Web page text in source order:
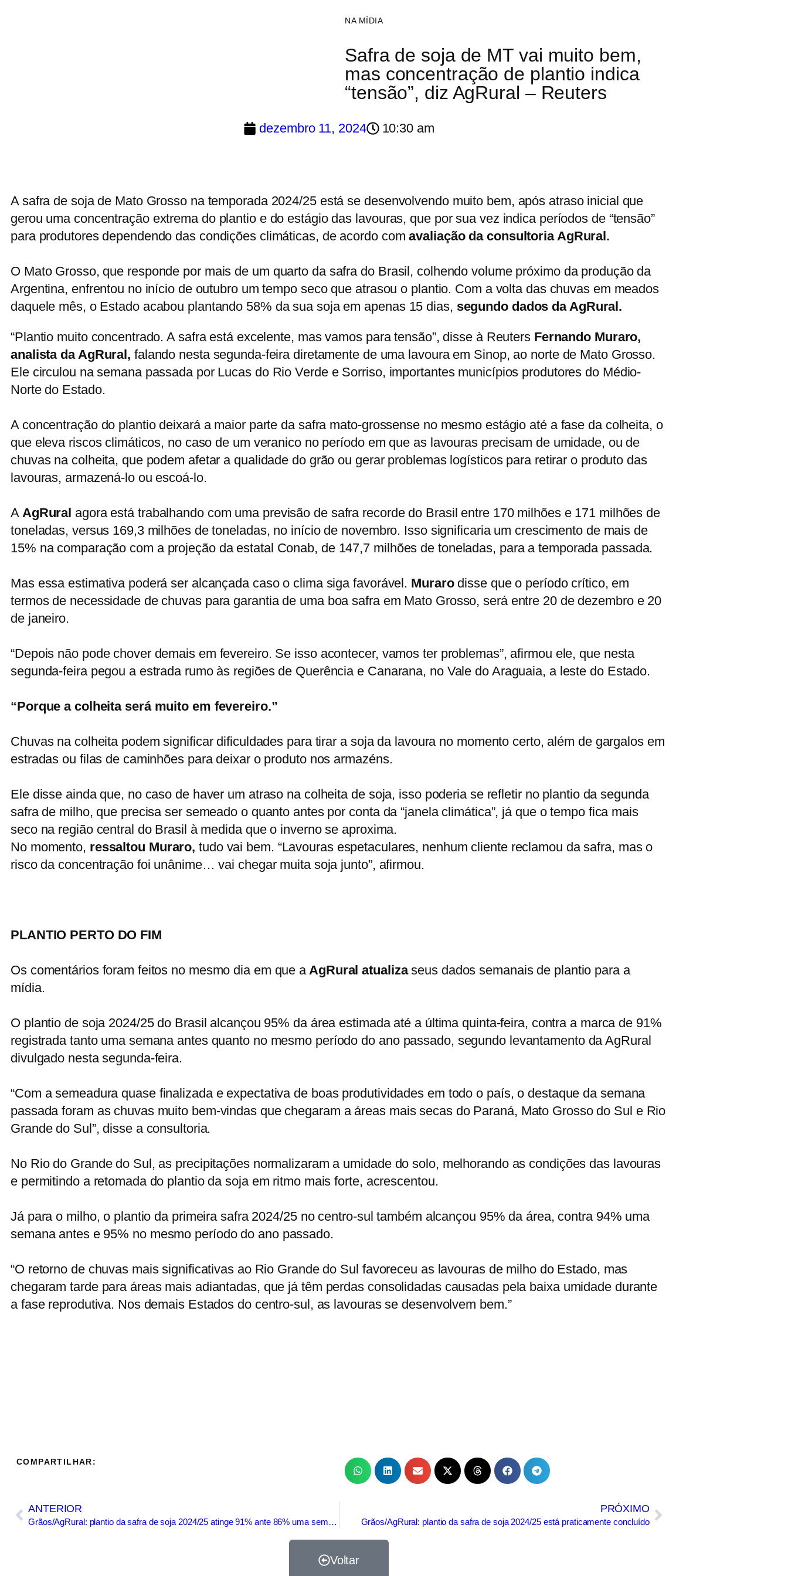
NA MÍDIA
Safra de soja de MT vai muito bem,
mas concentração de plantio indica
“tensão”, diz AgRural – Reuters
dezembro 11, 2024 10:30 am
A safra de soja de Mato Grosso na temporada 2024/25 está se desenvolvendo muito bem, após atraso inicial que
gerou uma concentração extrema do plantio e do estágio das lavouras, que por sua vez indica períodos de “tensão”
para produtores dependendo das condições climáticas, de acordo comavaliação da consultoria AgRural.
O Mato Grosso, que responde por mais de um quarto da safra do Brasil, colhendo volume próximo da produção da
Argentina, enfrentou no início de outubro um tempo seco que atrasou o plantio. Com a volta das chuvas em meados
daquele mês, o Estado acabou plantando 58% da sua soja em apenas 15 dias, segundo dados da AgRural.
“Plantio muito concentrado. A safra está excelente, mas vamos para tensão”, disse à Reuters Fernando Muraro,
analista da AgRural, falando nesta segunda-feira diretamente de uma lavoura em Sinop, ao norte de Mato Grosso.
Ele circulou na semana passada por Lucas do Rio Verde e Sorriso, importantes municípios produtores do Médio-
Norte do Estado.
A concentração do plantio deixará a maior parte da safra mato-grossense no mesmo estágio até a fase da colheita, o
que eleva riscos climáticos, no caso de um veranico no período em que as lavouras precisam de umidade, ou de
chuvas na colheita, que podem afetar a qualidade do grão ou gerar problemas logísticos para retirar o produto das
lavouras, armazená-lo ou escoá-lo.
A AgRural agora está trabalhando com uma previsão de safra recorde do Brasil entre 170 milhões e 171 milhões de
toneladas, versus 169,3 milhões de toneladas, no início de novembro. Isso significaria um crescimento de mais de
15% na comparação com a projeção da estatal Conab, de 147,7 milhões de toneladas, para a temporada passada.
Mas essa estimativa poderá ser alcançada caso o clima siga favorável. Murarodisse que o período crítico, em
termos de necessidade de chuvas para garantia de uma boa safra em Mato Grosso, será entre 20 de dezembro e 20
de janeiro.
“Depois não pode chover demais em fevereiro. Se isso acontecer, vamos ter problemas”, afirmou ele, que nesta
segunda-feira pegou a estrada rumo às regiões de Querência e Canarana, no Vale do Araguaia, a leste do Estado.
“Porque a colheita será muito em fevereiro.”
Chuvas na colheita podem significar dificuldades para tirar a soja da lavoura no momento certo, além de gargalos em
estradas ou filas de caminhões para deixar o produto nos armazéns.
Ele disse ainda que, no caso de haver um atraso na colheita de soja, isso poderia se refletir no plantio da segunda
safra de milho, que precisa ser semeado o quanto antes por conta da “janela climática”, já que o tempo fica mais
seco na região central do Brasil à medida que o inverno se aproxima.
No momento, ressaltou Muraro, tudo vai bem. “Lavouras espetaculares, nenhum cliente reclamou da safra, mas o
risco da concentração foi unânime… vai chegar muita soja junto”, afirmou.
PLANTIO PERTO DO FIM
Os comentários foram feitos no mesmo dia em que aAgRural atualizaseus dados semanais de plantio para a
mídia.
O plantio de soja 2024/25 do Brasil alcançou 95% da área estimada até a última quinta-feira, contra a marca de 91%
registrada tanto uma semana antes quanto no mesmo período do ano passado, segundo levantamento da AgRural
divulgado nesta segunda-feira.
“Com a semeadura quase finalizada e expectativa de boas produtividades em todo o país, o destaque da semana
passada foram as chuvas muito bem-vindas que chegaram a áreas mais secas do Paraná, Mato Grosso do Sul e Rio
Grande do Sul”, disse a consultoria.
No Rio do Grande do Sul, as precipitações normalizaram a umidade do solo, melhorando as condições das lavouras
e permitindo a retomada do plantio da soja em ritmo mais forte, acrescentou.
Já para o milho, o plantio da primeira safra 2024/25 no centro-sul também alcançou 95% da área, contra 94% uma
semana antes e 95% no mesmo período do ano passado.
“O retorno de chuvas mais significativas ao Rio Grande do Sul favoreceu as lavouras de milho do Estado, mas
chegaram tarde para áreas mais adiantadas, que já têm perdas consolidadas causadas pela baixa umidade durante
a fase reprodutiva. Nos demais Estados do centro-sul, as lavouras se desenvolvem bem.”
COMPARTILHAR:
ANTERIOR
Grãos/AgRural: plantio da safra de soja 2024/25 atinge 91% ante 86% uma semana antes
PRÓXIMO
Grãos/AgRural: plantio da safra de soja 2024/25 está praticamente concluído
Voltar